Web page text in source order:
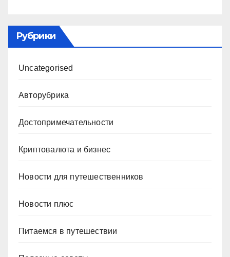
Рубрики
Uncategorised
Авторубрика
Достопримечательности
Криптовалюта и бизнес
Новости для путешественников
Новости плюс
Питаемся в путешествии